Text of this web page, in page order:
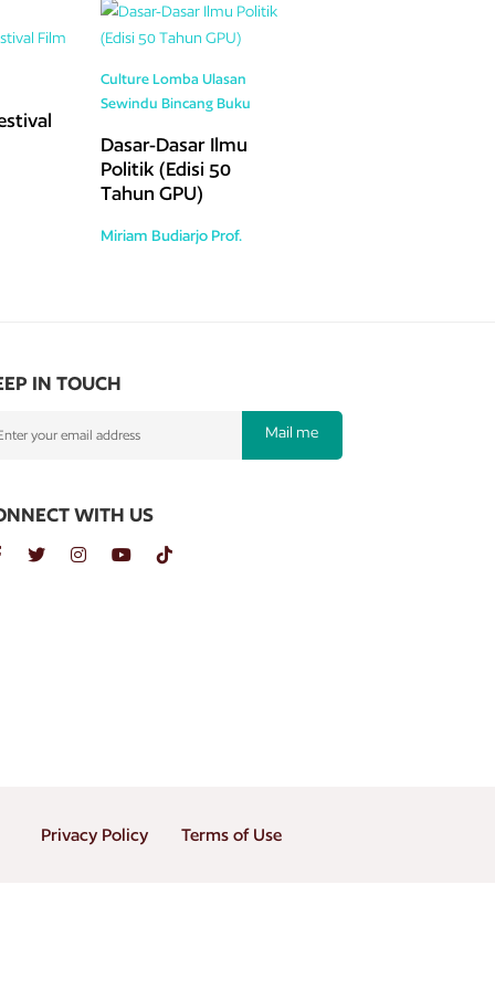
Culture Lomba Ulasan
Sewindu Bincang Buku
Dasar-Dasar Ilmu
Politik (Edisi 50
Tahun GPU)
Miriam Budiarjo Prof.
IN TOUCH
Mail me
WITH US
Privacy Policy Terms of Use